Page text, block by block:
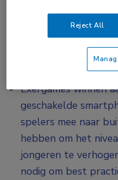
omvatte 13 studies
verbeteringen in
studies,
BMI in 33% van de
Exergames winnen
geschakelde
spelers mee naar
hebben om het
jongeren te
nodig om best
Reject All